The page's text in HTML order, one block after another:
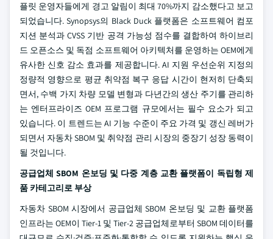
플릿 운영자들에게 경고 알림이 최대 70%까지 감소했다고 보고
되었습니다. Synopsys의 Black Duck 플랫폼은 소프트웨어 컴포
지션 분석과 CVSS 기반 공격 가능성 점수를 결합하여 하이브리
드 오픈소스 및 독점 소프트웨어 아키텍처를 운영하는 OEM에게
유사한 신호 감소 효과를 제공합니다. AI 지원 우선순위 지정의
정량적 영향으로 평균 취약점 복구 응답 시간이 현저히 단축되
면서, 수백 가지 차량 모델 변형과 다년간의 생산 주기를 관리하
는 엔터프라이즈 OEM 프로그램 규모에서는 필수 요소가 되고
있습니다. 이 트렌드는 AI 기능 수준이 주요 가격 및 갱신 레버가
되면서 자동차 SBOM 및 취약점 관리 시장의 중장기 성장 동력이
될 것입니다.
공급업체 SBOM 온보딩 및 다중 계층 교환 플랫폼이 독립형 제
품 카테고리로 부상
자동차 SBOM 시장에서 공급업체 SBOM 온보딩 및 교환 플랫폼
인프라는 OEM이 Tier-1 및 Tier-2 공급업체로부터 SBOM 데이터를